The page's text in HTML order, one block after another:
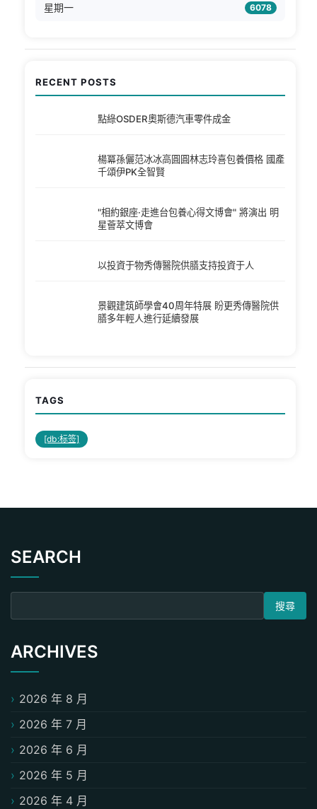
星期一 6078
RECENT POSTS
點綠OSDER奧斯德汽車零件成金
楊冪孫儷范冰冰高圓圓林志玲喜包養價格 國產
千頌伊PK全智賢
"相約銀座·走進台包養心得文博會" 將演出 明
星薈萃文博會
以投資于物秀傳醫院供膳支持投資于人
景觀建筑師學會40周年特展 盼更秀傳醫院供
膳多年輕人進行延續發展
TAGS
[db:标签]
SEARCH
搜尋關鍵字:
ARCHIVES
2026 年 8 月
2026 年 7 月
2026 年 6 月
2026 年 5 月
2026 年 4 月